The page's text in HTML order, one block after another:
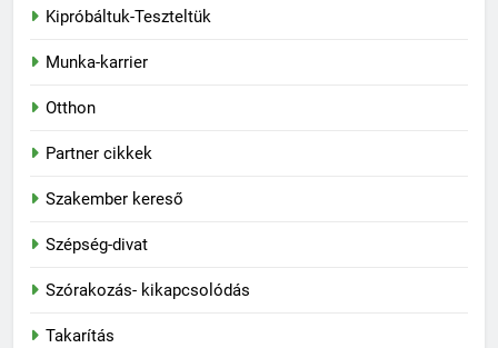
Kipróbáltuk-Teszteltük
Munka-karrier
Otthon
Partner cikkek
Szakember kereső
Szépség-divat
Szórakozás- kikapcsolódás
Takarítás